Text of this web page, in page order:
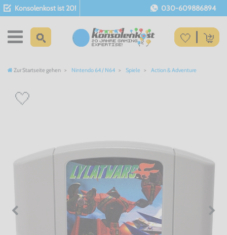
Konsolenkost ist 20! 030-609886894
Zur Startseite gehen Nintendo 64 / N64 Spiele Action & Adventure